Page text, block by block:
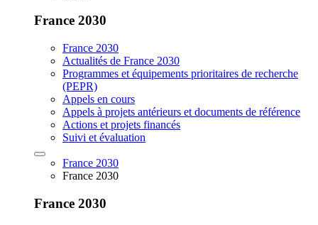
France 2030
France 2030
Actualités de France 2030
Programmes et équipements prioritaires de recherche
(PEPR)
Appels en cours
Appels à projets antérieurs et documents de référence
Actions et projets financés
Suivi et évaluation
France 2030
France 2030
France 2030